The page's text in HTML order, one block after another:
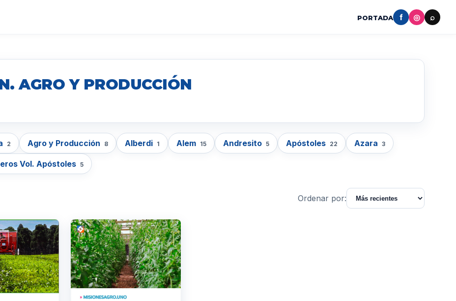
PORTADA f ◎ ⌕
AGRO Y PRODUCCIÓN
2 Agro y Producción 8 Alberdi 1 Alem 15 Andresito 5 Apóstoles 22 Azara 3
Vol. Apóstoles 5
Ordenar por: